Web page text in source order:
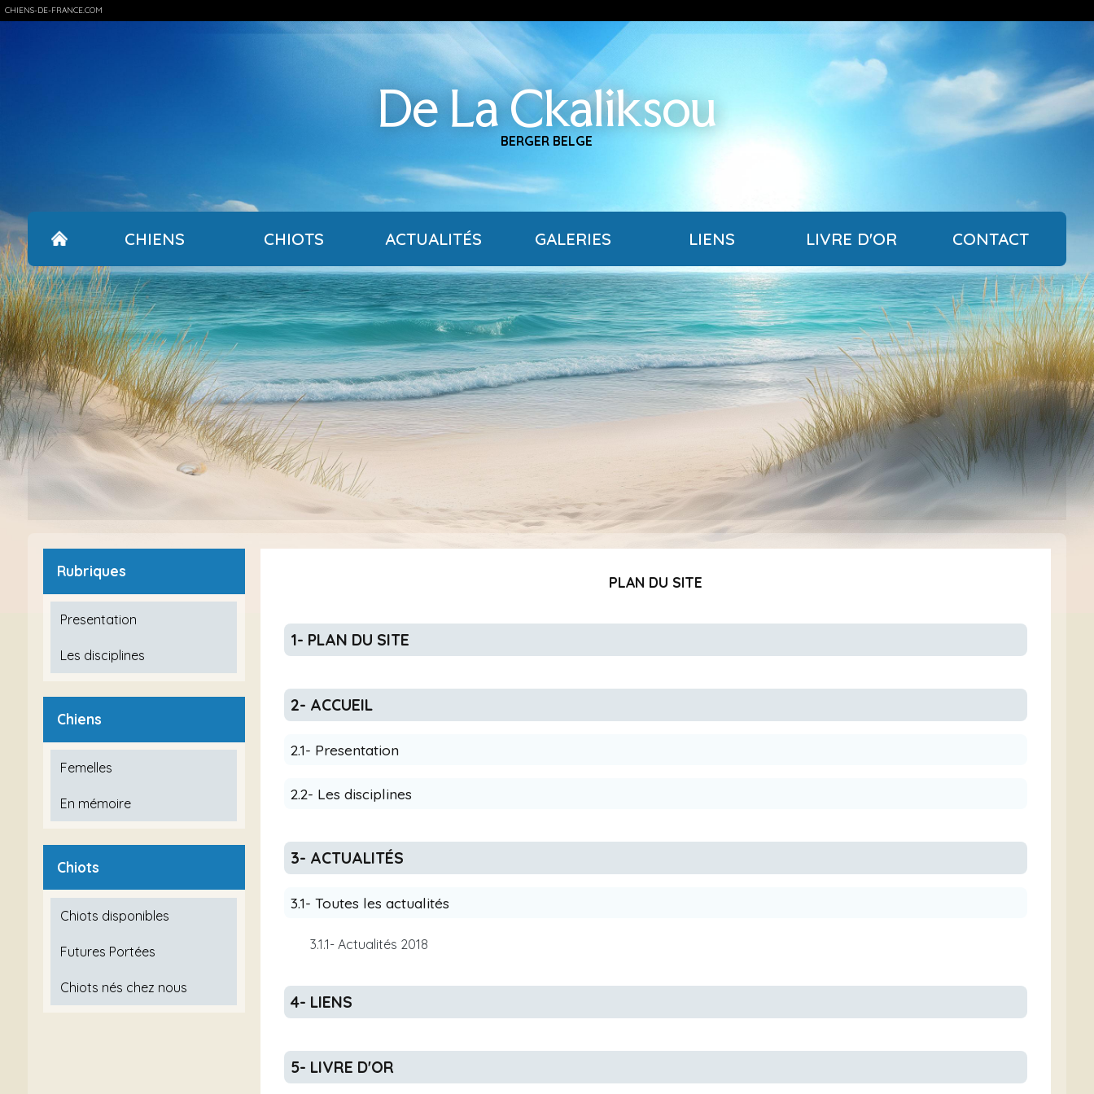
CHIENS-DE-FRANCE.COM
De La Ckaliksou
BERGER BELGE
CHIENS CHIOTS ACTUALITÉS GALERIES LIENS LIVRE D'OR CONTACT
Rubriques
Presentation
Les disciplines
Chiens
Femelles
En mémoire
Chiots
Chiots disponibles
Futures Portées
Chiots nés chez nous
PLAN DU SITE
1- PLAN DU SITE
2- ACCUEIL
2.1- Presentation
2.2- Les disciplines
3- ACTUALITÉS
3.1- Toutes les actualités
3.1.1- Actualités 2018
4- LIENS
5- LIVRE D'OR